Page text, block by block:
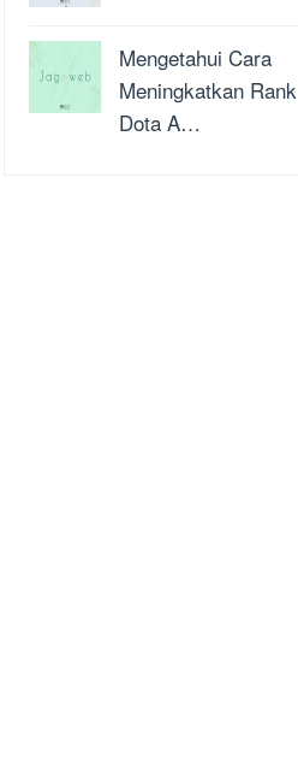
Mengetahui Cara
Meningkatkan Rank
Dota A…